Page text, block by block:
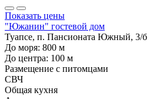
Показать цены
"Южанин" гостевой дом
Туапсе, п. Пансионата Южный, 3/б
До моря: 800 м
До центра: 100 м
Размещение с питомцами
СВЧ
Общая кухня